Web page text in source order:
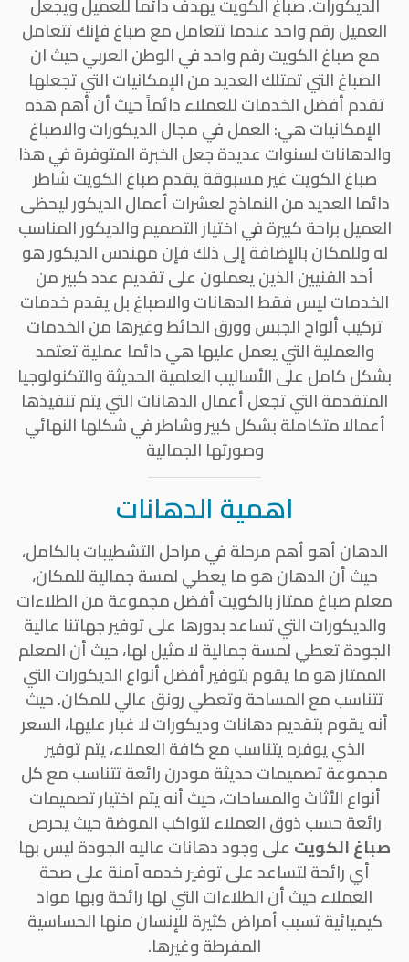
العميل رقم واحد عندما تتعامل مع صباغ فإنك تتعامل
مع صباغ الكويت رقم واحد في الوطن العربي حيث ان
الصباغ التي تمتلك العديد من الإمكانيات التي تجعلها
تقدم أفضل الخدمات للعملاء دائماً حيث أن أهم هذه
الإمكانيات هي: العمل في مجال الديكورات والاصباغ
والدهانات لسنوات عديدة جعل الخبرة المتوفرة في هذا
صباغ الكويت غير مسبوقة يقدم صباغ الكويت شاطر
دائما العديد من النماذج لعشرات أعمال الديكور ليحظى
العميل براحة كبيرة في اختيار التصميم والديكور المناسب
له وللمكان بالإضافة إلى ذلك فإن مهندس الديكور هو
أحد الفنيين الذين يعملون على تقديم عدد كبير من
الخدمات ليس فقط الدهانات والاصباغ بل يقدم خدمات
تركيب ألواح الجبس وورق الحائط وغيرها من الخدمات
والعملية التي يعمل عليها هي دائما عملية تعتمد
بشكل كامل على الأساليب العلمية الحديثة والتكنولوجيا
المتقدمة التي تجعل أعمال الدهانات التي يتم تنفيذها
أعمالا متكاملة بشكل كبير وشاطر في شكلها النهائي
وصورتها الجمالية
اهمية الدهانات
الدهان أهو أهم مرحلة في مراحل التشطيبات بالكامل،
حيث أن الدهان هو ما يعطي لمسة جمالية للمكان،
معلم صباغ ممتاز بالكويت أفضل مجموعة من الطلاءات
والديكورات التي تساعد بدورها على توفير جهاتنا عالية
الجودة تعطي لمسة جمالية لا مثيل لها، حيث أن المعلم
الممتاز هو ما يقوم بتوفير أفضل أنواع الديكورات التي
تتناسب مع المساحة وتعطي رونق عالي للمكان. حيث
أنه يقوم بتقديم دهانات وديكورات لا غبار عليها، السعر
الذي يوفره يتناسب مع كافة العملاء، يتم توفير
مجموعة تصميمات حديثة مودرن رائعة تتناسب مع كل
أنواع الأثاث والمساحات، حيث أنه يتم اختيار تصميمات
رائعة حسب ذوق العملاء لتواكب الموضة حيث يحرص
صباغ الكويت على وجود دهانات عاليه الجودة ليس بها
أي رائحة لتساعد على توفير خدمه آمنة على صحة
العملاء حيث أن الطلاءات التي لها رائحة وبها مواد
كيميائية تسبب أمراض كثيرة للإنسان منها الحساسية
المفرطة وغيرها.